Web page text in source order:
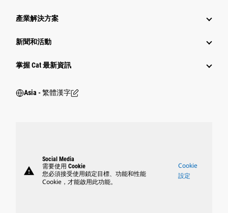
產業解決方案
新聞和活動
掌握 Cat 最新資訊
Asia - 繁體漢字
warning
Social Media
需要使用 Cookie
您必須接受使用鎖定目標、功能和性能
Cookie，才能啟用此功能。
Cookie
設定